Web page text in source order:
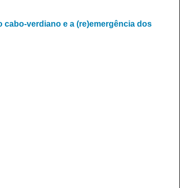
verdiano e a (re)emergência dos